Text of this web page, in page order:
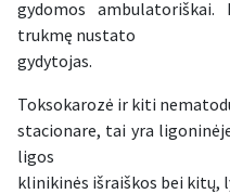
gydomos
trukmę nustato
gydytojas.
Toksokarozė ir kiti
stacionare, tai yra
ligos
klinikinės išraiškos bei kitų,